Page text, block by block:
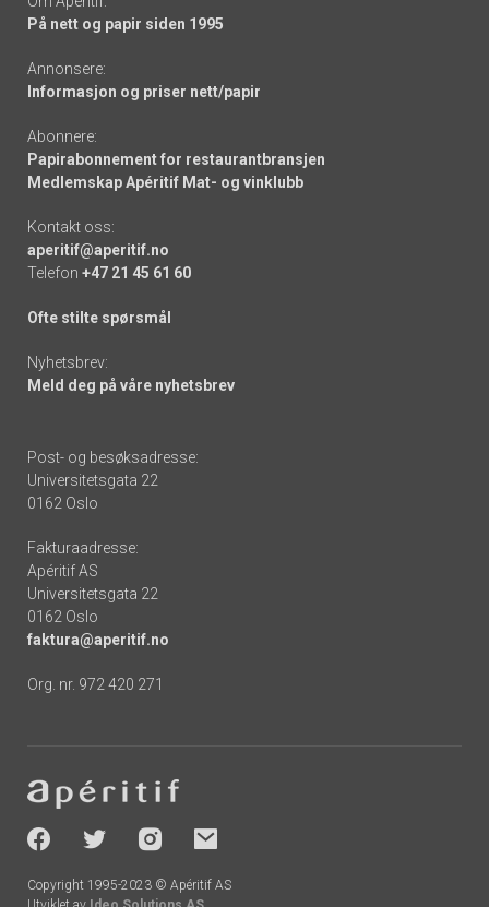
På nett og papir siden 1995
Annonsere:
Informasjon og priser nett/papir
Abonnere:
Papirabonnement for restaurantbransjen
Medlemskap Apéritif Mat- og vinklubb
Kontakt oss:
aperitif@aperitif.no
Telefon +47 21 45 61 60
Ofte stilte spørsmål
Nyhetsbrev:
Meld deg på våre nyhetsbrev
Post- og besøksadresse:
Universitetsgata 22
0162 Oslo
Fakturaadresse:
Apéritif AS
Universitetsgata 22
0162 Oslo
faktura@aperitif.no
Org. nr. 972 420 271
-
socials
Copyright 1995-2023 © Apéritif AS